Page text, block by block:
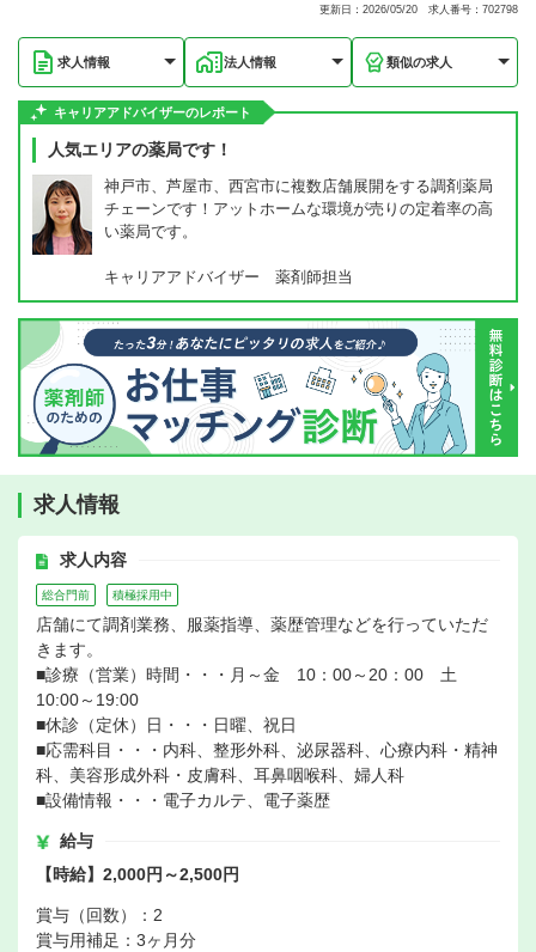
更新日：2026/05/20 求人番号：702798
求人情報 法人情報 類似の求人
キャリアアドバイザーのレポート
人気エリアの薬局です！
神戸市、芦屋市、西宮市に複数店舗展開をする調剤薬局
チェーンです！アットホームな環境が売りの定着率の高
い薬局です。
キャリアアドバイザー 薬剤師担当
求人情報
求人内容
総合門前 積極採用中
店舗にて調剤業務、服薬指導、薬歴管理などを行っていただ
きます。
■診療（営業）時間・・・月～金 10：00～20：00 土
10:00～19:00
■休診（定休）日・・・日曜、祝日
■応需科目・・・内科、整形外科、泌尿器科、心療内科・精神
科、美容形成外科・皮膚科、耳鼻咽喉科、婦人科
■設備情報・・・電子カルテ、電子薬歴
給与
【時給】2,000円～2,500円
賞与（回数）：2
賞与用補足：3ヶ月分